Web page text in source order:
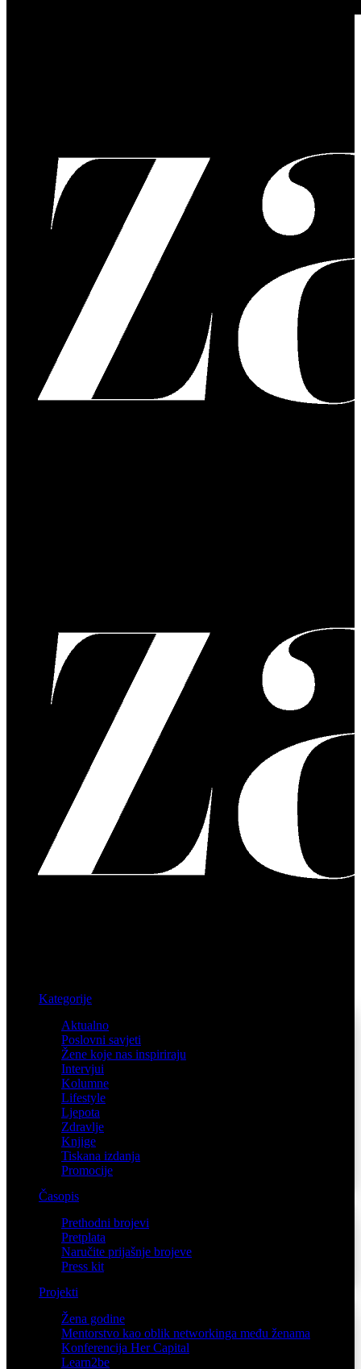
Kategorije
Aktualno
Poslovni savjeti
Žene koje nas inspiriraju
Intervjui
Kolumne
Lifestyle
Ljepota
Zdravlje
Knjige
Tiskana izdanja
Promocije
Časopis
Prethodni brojevi
Pretplata
Naručite prijašnje brojeve
Press kit
Projekti
Žena godine
Mentorstvo kao oblik networkinga među ženama
Konferencija Her Capital
Learn2be